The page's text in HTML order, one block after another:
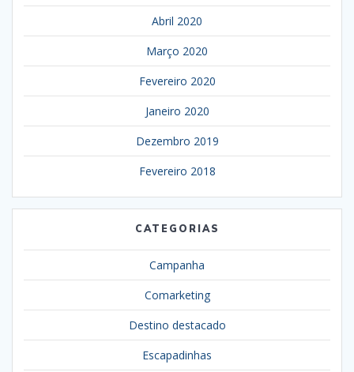
Abril 2020
Março 2020
Fevereiro 2020
Janeiro 2020
Dezembro 2019
Fevereiro 2018
CATEGORIAS
Campanha
Comarketing
Destino destacado
Escapadinhas